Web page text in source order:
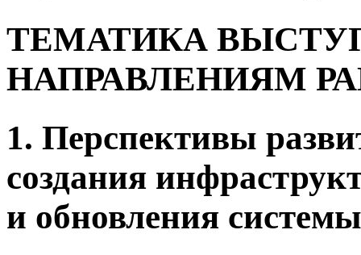
ТЕМАТИКА
НАПРАВЛЕНИЯМ
1. Перспективы
создания
и обновления